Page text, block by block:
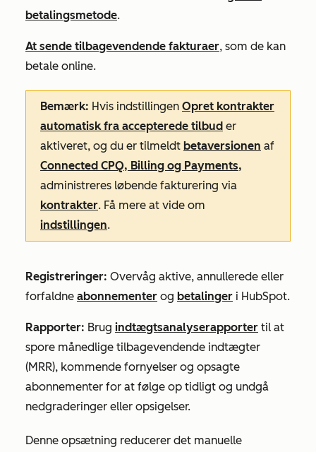
betalingsmetode.
At sende tilbagevendende fakturaer, som de kan
betale online.
Bemærk: Hvis indstillingen Opret kontrakter
automatisk fra accepterede tilbud er
aktiveret, og du er tilmeldt betaversionen af
Connected CPQ, Billing og Payments,
administreres løbende fakturering via
kontrakter. Få mere at vide om
indstillingen.
Registreringer: Overvåg aktive, annullerede eller
forfaldne abonnementer og betalinger i HubSpot.
Rapporter: Brug indtægtsanalyserapporter til at
spore månedlige tilbagevendende indtægter
(MRR), kommende fornyelser og opsagte
abonnementer for at følge op tidligt og undgå
nedgraderinger eller opsigelser.
Denne opsætning reducerer det manuelle